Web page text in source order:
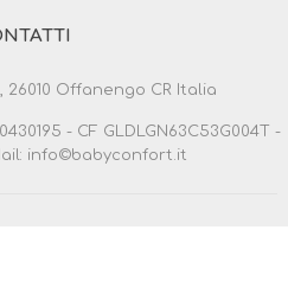
26010 Offanengo CR Italia
- CF GLDLGN63C53G004T -
info©babyconfort.it